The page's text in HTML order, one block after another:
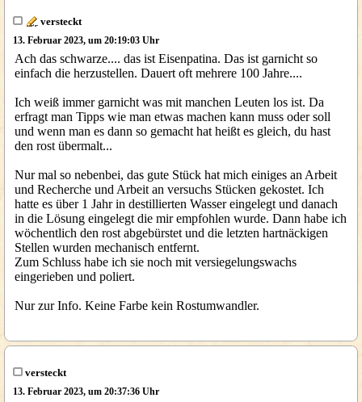
versteckt
13. Februar 2023, um 20:19:03 Uhr
Ach das schwarze.... das ist Eisenpatina. Das ist garnicht so
einfach die herzustellen. Dauert oft mehrere 100 Jahre....
Ich weiß immer garnicht was mit manchen Leuten los ist. Da
erfragt man Tipps wie man etwas machen kann muss oder soll
und wenn man es dann so gemacht hat heißt es gleich, du hast
den rost übermalt...
Nur mal so nebenbei, das gute Stück hat mich einiges an Arbeit
und Recherche und Arbeit an versuchs Stücken gekostet. Ich
hatte es über 1 Jahr in destillierten Wasser eingelegt und danach
in die Lösung eingelegt die mir empfohlen wurde. Dann habe ich
wöchentlich den rost abgebürstet und die letzten hartnäckigen
Stellen wurden mechanisch entfernt.
Zum Schluss habe ich sie noch mit versiegelungswachs
eingerieben und poliert.
Nur zur Info. Keine Farbe kein Rostumwandler.
versteckt
13. Februar 2023, um 20:37:36 Uhr